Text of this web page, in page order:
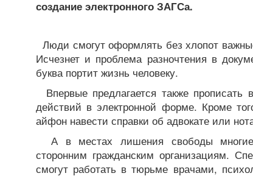
создание электронного ЗАГСа.
Люди смогут оформлять без хлопот
Исчезнет и проблема разночтения в
буква портит жизнь человеку.
Впервые предлагается также прописать
действий в электронной форме. Кроме
айфон навести справки об адвокате или
А в местах лишения свободы многие
сторонним гражданским организациям.
смогут работать в тюрьме врачами,